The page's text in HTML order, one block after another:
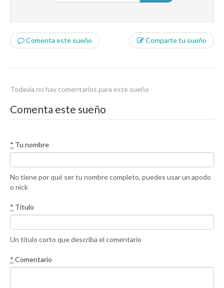
Comenta este sueño Comparte tu sueño
Todavía no hay comentarios para este sueño
Comenta este sueño
* Tu nombre
No tiene por qué ser tu nombre completo, puedes usar un apodo
o nick
* Título
Un título corto que describa el comentario
* Comentario